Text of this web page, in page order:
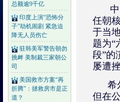
总额逾9千亿
印度上演“恐怖分
子”劫机闹剧 紧急迫
降无人员伤亡
驻韩美军警告朝勿
挑衅 美制裁三家朝公
司
美国救市方案“再
折腾”：拯救房市是正
道？
任朝
于当
题为
段”的
屡遭
希
但在